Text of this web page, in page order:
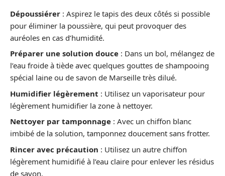
Dépoussiérer : Aspirez le tapis des deux côtés si possible
pour éliminer la poussière, qui peut provoquer des
auréoles en cas d’humidité.
Préparer une solution douce : Dans un bol, mélangez de
l’eau froide à tiède avec quelques gouttes de shampooing
spécial laine ou de savon de Marseille très dilué.
Humidifier légèrement : Utilisez un vaporisateur pour
légèrement humidifier la zone à nettoyer.
Nettoyer par tamponnage : Avec un chiffon blanc
imbibé de la solution, tamponnez doucement sans frotter.
Rincer avec précaution : Utilisez un autre chiffon
légèrement humidifié à l’eau claire pour enlever les résidus
de savon.